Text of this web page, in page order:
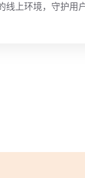
线上环境，守护用